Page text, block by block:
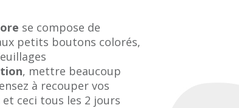
se compose de
petits boutons colorés,
, mettre beaucoup
à recouper vos
ceci tous les 2 jours